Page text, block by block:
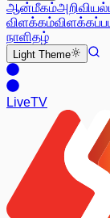
ஆன்மீகம்அறிவியல்
விளக்கம்
நாளிதழ்
Light Theme
LiveTV